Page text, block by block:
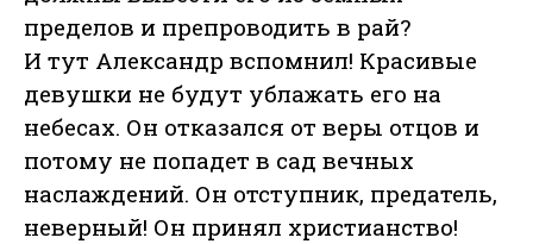
пределов и препроводить в рай?
И тут Александр вспомнил! Красивые
девушки не будут ублажать его на
небесах. Он отказался от веры отцов и
потому не попадет в сад вечных
наслаждений. Он отступник, предатель,
неверный! Он принял христианство!